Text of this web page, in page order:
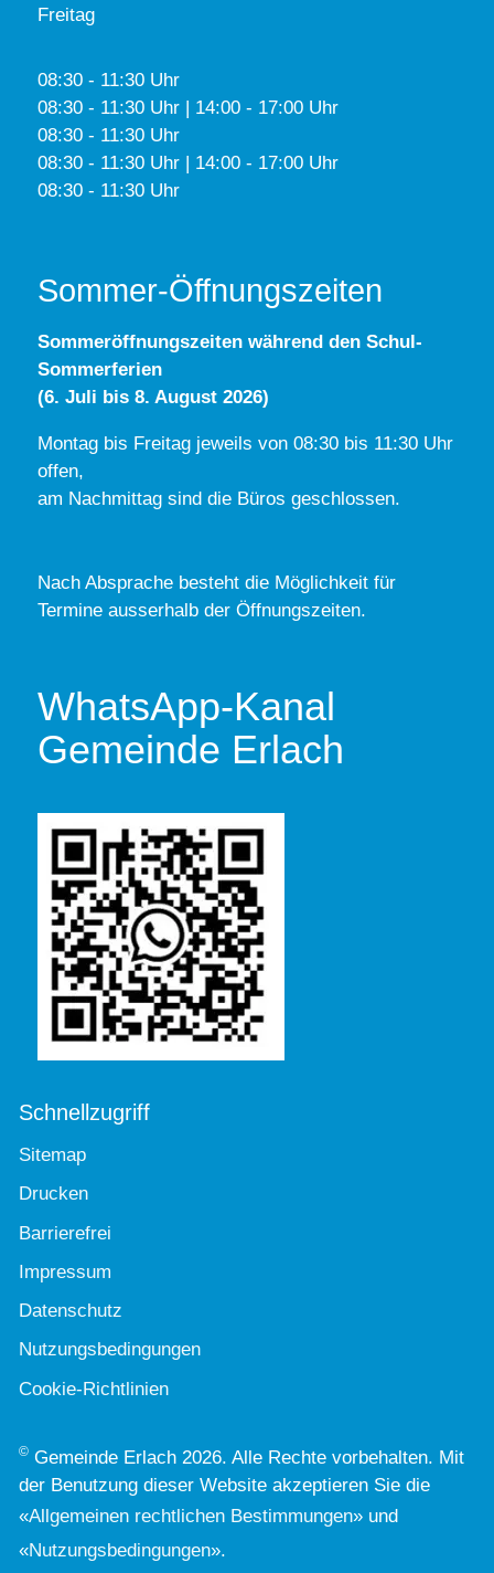
Freitag
08:30 - 11:30 Uhr
08:30 - 11:30 Uhr | 14:00 - 17:00 Uhr
08:30 - 11:30 Uhr
08:30 - 11:30 Uhr | 14:00 - 17:00 Uhr
08:30 - 11:30 Uhr
Sommer-Öffnungszeiten
Sommeröffnungszeiten während den Schul-
Sommerferien
(6. Juli bis 8. August 2026)
Montag bis Freitag jeweils von 08:30 bis 11:30 Uhr
offen,
am Nachmittag sind die Büros geschlossen.
Nach Absprache besteht die Möglichkeit für
Termine ausserhalb der Öffnungszeiten.
WhatsApp-Kanal
Gemeinde Erlach
Schnellzugriff
Sitemap
Drucken
Barrierefrei
Impressum
Datenschutz
Nutzungsbedingungen
Cookie-Richtlinien
© Gemeinde Erlach 2026. Alle Rechte vorbehalten. Mit
der Benutzung dieser Website akzeptieren Sie die
«Allgemeinen rechtlichen Bestimmungen» und
«Nutzungsbedingungen».